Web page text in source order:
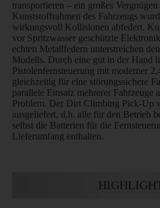
transportieren – ein großes
Kunststoffrahmen des Fahrzeugs
wirkungsvoll Kollisionen abfedert.
vor Spritzwasser geschützte
echten Metallfedern unterstreichen
Modells. Durch eine gut in der Hand
Pistolenfernsteuerung mit moderner
gleichzeitig für eine störungssichere
parallele Einsatz mehrerer Fahrzeuge
Problem. Der Dirt Climbing Pick-Up
ausgeliefert, d.h. alle für den Betrieb
selbst die Batterien für die
Lieferumfang enthalten.